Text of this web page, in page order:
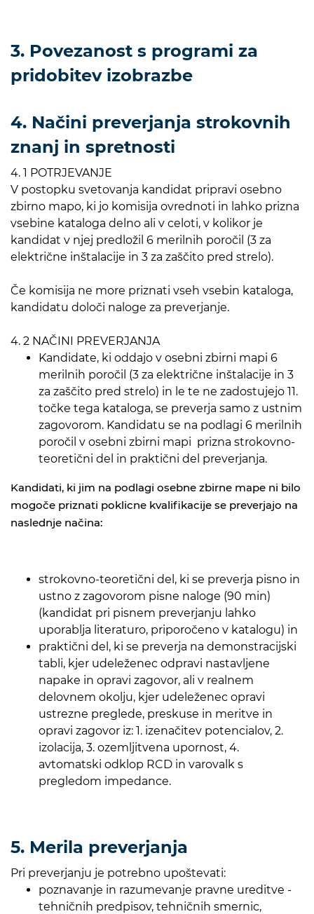
3. Povezanost s programi za
pridobitev izobrazbe
4. Načini preverjanja strokovnih
znanj in spretnosti
4. 1 POTRJEVANJE
V postopku svetovanja kandidat pripravi osebno
zbirno mapo, ki jo komisija ovrednoti in lahko prizna
vsebine kataloga delno ali v celoti, v kolikor je
kandidat v njej predložil 6 merilnih poročil (3 za
električne inštalacije in 3 za zaščito pred strelo).
Če komisija ne more priznati vseh vsebin kataloga,
kandidatu določi naloge za preverjanje.
4. 2 NAČINI PREVERJANJA
Kandidate, ki oddajo v osebni zbirni mapi 6
merilnih poročil (3 za električne inštalacije in 3
za zaščito pred strelo) in le te ne zadostujejo 11.
točke tega kataloga, se preverja samo z ustnim
zagovorom. Kandidatu se na podlagi 6 merilnih
poročil v osebni zbirni mapi prizna strokovno-
teoretični del in praktični del preverjanja.
Kandidati, ki jim na podlagi osebne zbirne mape ni bilo
mogoče priznati poklicne kvalifikacije se preverjajo na
naslednje načina:
strokovno-teoretični del, ki se preverja pisno in
ustno z zagovorom pisne naloge (90 min)
(kandidat pri pisnem preverjanju lahko
uporablja literaturo, priporočeno v katalogu) in
praktični del, ki se preverja na demonstracijski
tabli, kjer udeleženec odpravi nastavljene
napake in opravi zagovor, ali v realnem
delovnem okolju, kjer udeleženec opravi
ustrezne preglede, preskuse in meritve in
opravi zagovor iz: 1. izenačitev potencialov, 2.
izolacija, 3. ozemljitvena upornost, 4.
avtomatski odklop RCD in varovalk s
pregledom impedance.
5. Merila preverjanja
Pri preverjanju je potrebno upoštevati:
poznavanje in razumevanje pravne ureditve -
tehničnih predpisov, tehničnih smernic,